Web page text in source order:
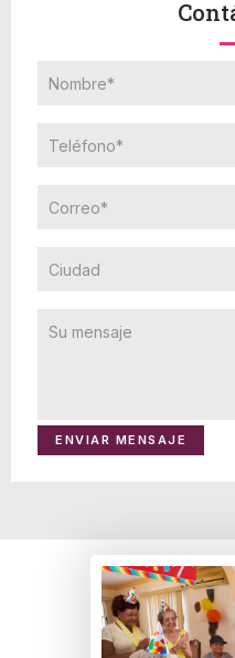
ENVIAR MENSAJE